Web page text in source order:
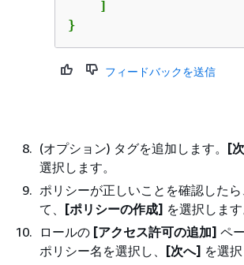
    ]
}
フィードバックを送信
(オプション) タグを追加します。 [
選択します。
ポリシーが正しいことを確認した
て、 [ポリシーの作成] を選択します
ロールの [アクセス許可の追加] ペ
ポリシー名を選択し、 [次へ] を選択